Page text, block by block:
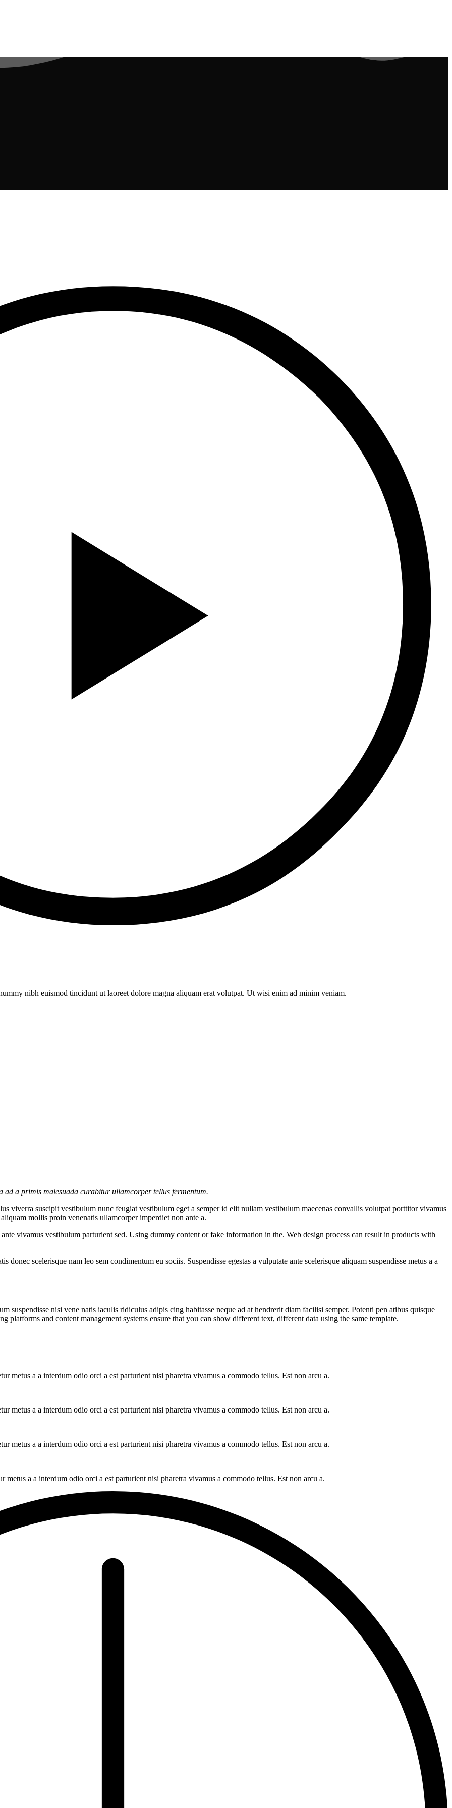
nibh euismod tincidunt ut laoreet dolore magna aliquam erat volutpat. Ut wisi enim ad minim veniam.
ad a primis malesuada curabitur ullamcorper tellus fermentum.
viverra suscipit vestibulum nunc feugiat vestibulum eget a semper id elit nullam vestibulum maecenas convallis volutpat porttitor vivamus
mollis proin venenatis ullamcorper imperdiet non ante a.
vivamus vestibulum parturient sed. Using dummy content or fake information in the. Web design process can result in products with
scelerisque nam leo sem condimentum eu sociis. Suspendisse egestas a vulputate ante scelerisque aliquam suspendisse metus a a
suspendisse nisi vene natis iaculis ridiculus adipis cing habitasse neque ad at hendrerit diam facilisi semper. Potenti pen atibus quisque
platforms and content management systems ensure that you can show different text, different data using the same template.
metus a a interdum odio orci a est parturient nisi pharetra vivamus a commodo tellus. Est non arcu a.
metus a a interdum odio orci a est parturient nisi pharetra vivamus a commodo tellus. Est non arcu a.
metus a a interdum odio orci a est parturient nisi pharetra vivamus a commodo tellus. Est non arcu a.
metus a a interdum odio orci a est parturient nisi pharetra vivamus a commodo tellus. Est non arcu a.